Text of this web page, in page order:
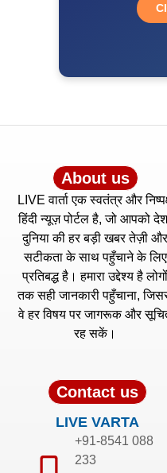
About us
LIVE वार्ता एक स्वतंत्र और
हिंदी न्यूज़ पोर्टल है, जो आपको
दुनिया की हर बड़ी खबर तेज़ी
सटीकता के साथ पहुँचाने के लिए
प्रतिबद्ध है। हमारा उद्देश्य है लोगों
तक सही जानकारी पहुँचाना,
वे हर विषय पर जागरूक और
रह सकें।
Contact us
LIVE VARTA
+91-8541 088
233